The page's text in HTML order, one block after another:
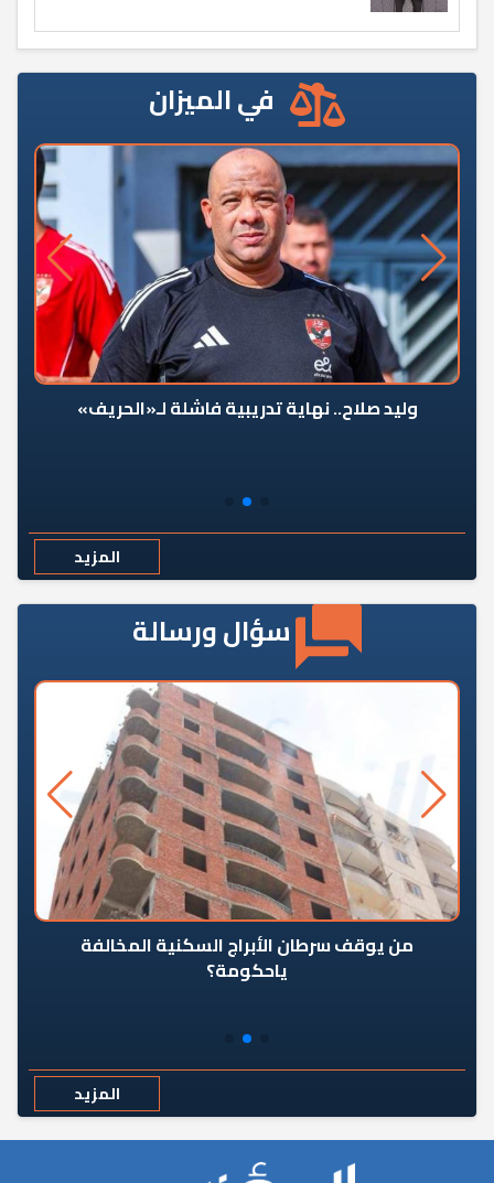
في الميزان
وليد صلاح.. نهاية تدريبية فاشلة لـ«الحريف»
المزيد
سؤال ورسالة
من يوقف سرطان الأبراج السكنية المخالفة
ياحكومة؟
المزيد